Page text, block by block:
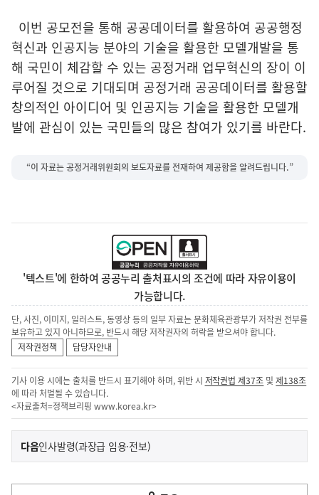
이번 공모전을 통해 공공데이터를 활용하여 공공행정
혁신과 인공지능 분야의 기술을 활용한 모델개발을 통
해 국민이 체감할 수 있는 공정거래 업무혁신의 장이 이
루어질 것으로 기대되며 공정거래 공공데이터를 활용할
창의적인 아이디어 및 인공지능 기술을 활용한 모델개
발에 관심이 있는 국민들의 많은 참여가 있기를 바란다.
“이 자료는 공정거래위원회의 보도자료를 전재하여 제공함을 알려드립니다.”
'텍스트'에 한하여 공공누리 출처표시의 조건에 따라 자유이용이
가능합니다.
단, 사진, 이미지, 일러스트, 동영상 등의 일부 자료는 문화체육관광부가 저작권 전부를
보유하고 있지 아니하므로, 반드시 해당 저작권자의 허락을 받으셔야 합니다.
저작권정책
담당자안내
기사 이용 시에는 출처를 반드시 표기해야 하며, 위반 시 저작권법 제37조 및제138조
에 따라 처벌될 수 있습니다.
<자료출처=정책브리핑 www.korea.kr>
이
전
다
다음기
사
인사발령(과장급 임용·전보)